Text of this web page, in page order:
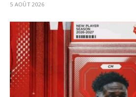
5 AOÛT 2026